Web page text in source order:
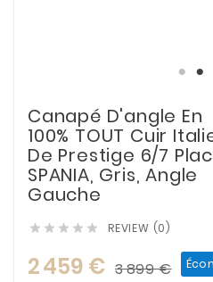
Canapé D'angle En
100% TOUT Cuir
De Prestige 6/7
SPANIA, Gris, Angle
Gauche
     REVIEW (0)
2 459 € 3 899 €